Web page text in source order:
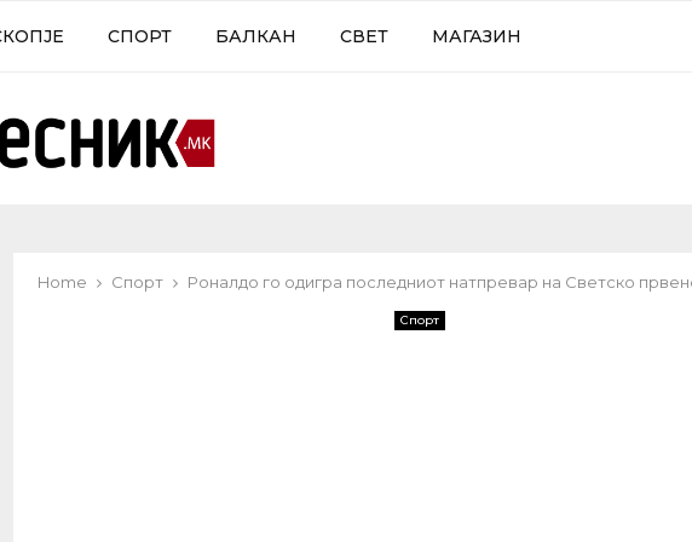
СПОРТ БАЛКАН СВЕТ МАГАЗИН
Home Спорт Роналдо го одигра последниот натпревар на Светско
Спорт